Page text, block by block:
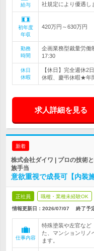
給与
社規定により優遇
初年度
年収
420万円～630万円
勤務
時間
企画業務型裁量労働
17:30
休日
休暇
【休日】完全週休2
休暇、慶弔休暇★年
求人詳細を見る
新着
株式会社ダイワ | プロの技術
族手当
意欲重視で成長可【内装
正社員 職種・業種未経験OK
情報更新日：2026/07/07 終了予
仕事内容
特殊塗装や左官など
た、マンションリノ
ます。